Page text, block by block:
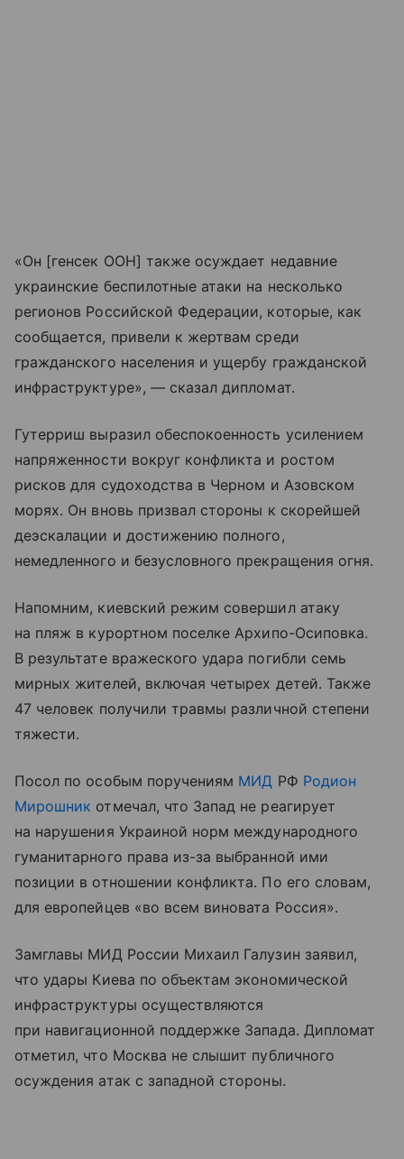
«Он [генсек ООН] также осуждает недавние
украинские беспилотные атаки на несколько
регионов Российской Федерации, которые, как
сообщается, привели к жертвам среди
гражданского населения и ущербу гражданской
инфраструктуре», — сказал дипломат.
Гутерриш выразил обеспокоенность усилением
напряженности вокруг конфликта и ростом
рисков для судоходства в Черном и Азовском
морях. Он вновь призвал стороны к скорейшей
деэскалации и достижению полного,
немедленного и безусловного прекращения огня.
Напомним, киевский режим совершил атаку
на пляж в курортном поселке Архипо-Осиповка.
В результате вражеского удара погибли семь
мирных жителей, включая четырех детей. Также
47 человек получили травмы различной степени
тяжести.
Посол по особым поручениям МИД РФ Родион
Мирошник отмечал, что Запад не реагирует
на нарушения Украиной норм международного
гуманитарного права из-за выбранной ими
позиции в отношении конфликта. По его словам,
для европейцев «во всем виновата Россия».
Замглавы МИД России Михаил Галузин заявил,
что удары Киева по объектам экономической
инфраструктуры осуществляются
при навигационной поддержке Запада. Дипломат
отметил, что Москва не слышит публичного
осуждения атак с западной стороны.